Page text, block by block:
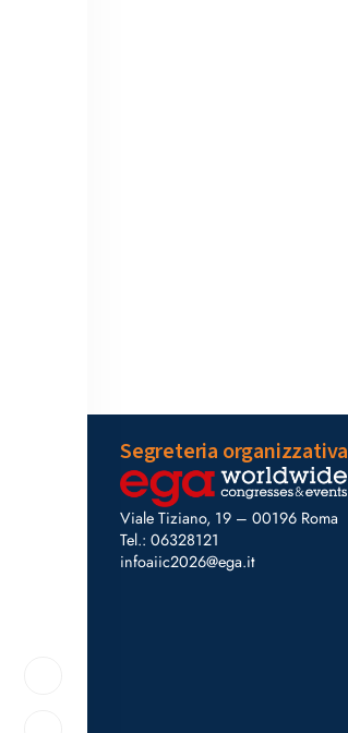
Segreteria organizzativa
Viale Tiziano, 19 – 00196 Roma
Tel.: 06328121
infoaiic2026@ega.it